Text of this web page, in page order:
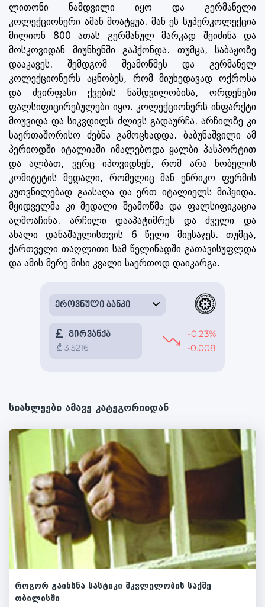
ლითონი ნამდვილი იყო და გერმანელი
კოლექციონერი ამან მოატყუა. მან ეს სუპერკოლექცია
მილიონ 800 ათას გერმანულ მარკად შეიძინა და
მოსკოვიდან მიუნხენში გაჰქონდა. თუმცა, საბაჟოზე
დააკავეს. შემდგომ შეამოწმეს და გერმანელ
კოლექციონერს აცნობეს, რომ მიუხედავად ოქროსა
და ძვირფასი ქვების ნამდვილობისა, ორდენები
ფალსიფიცირებულები იყო. კოლექციონერს ინფარქტი
მოუვიდა და სიკვდილს ძლივს გადაურჩა. არჩილზე კი
საერთაშორისო ძებნა გამოცხადდა. ბაბუნაშვილი ამ
პერიოდში იტალიაში იმალებოდა ყალბი პასპორტით
და ალბათ, ვერც იპოვიდნენ, რომ არა ნობელის
კომიტეტის მედალი, რომელიც მან ენრიკო ფერმის
კუთვნილებად გაასაღა და ერთ იტალიელს მიჰყიდა.
მყიდველმა კი მედალი შეამოწმა და ფალსიფიკაცია
აღმოაჩინა. არჩილი დააპატიმრეს და ძველი და
ახალი დანაშაულისთვის 6 წელი მიუსაჯეს. თუმცა,
ქართველი თაღლითი სამ წელიწადში გათავისუფლდა
და ამის მერე მისი კვალი საერთოდ დაიკარგა.
სიახლეები ამავე კატეგორიიდან
როგორ გაიხსნა სასტიკი მკვლელობის საქმე
თბილისში